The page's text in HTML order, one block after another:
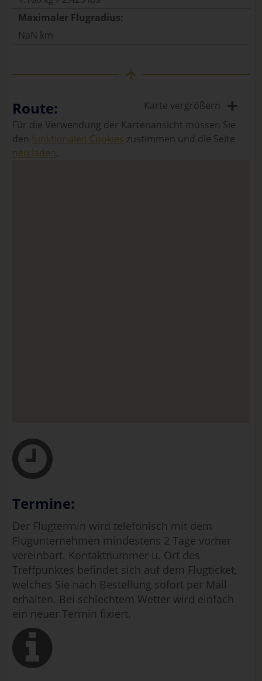
Maximaler Flugradius:
NaN km
Route: Karte vergrößern +
Für die Verwendung der Kartenansicht müssen Sie
den funktionalen Cookies zustimmen und die Seite
neu laden.
Termine:
Der Flugtermin wird telefonisch mit dem
Flugunternehmen mindestens 2 Tage vorher
vereinbart. Kontaktnummer u. Ort des
Treffpunktes befindet sich auf dem Flugticket,
welches Sie nach Bestellung sofort per Mail
erhalten. Bei schlechtem Wetter wird einfach
ein neuer Termin fixiert.